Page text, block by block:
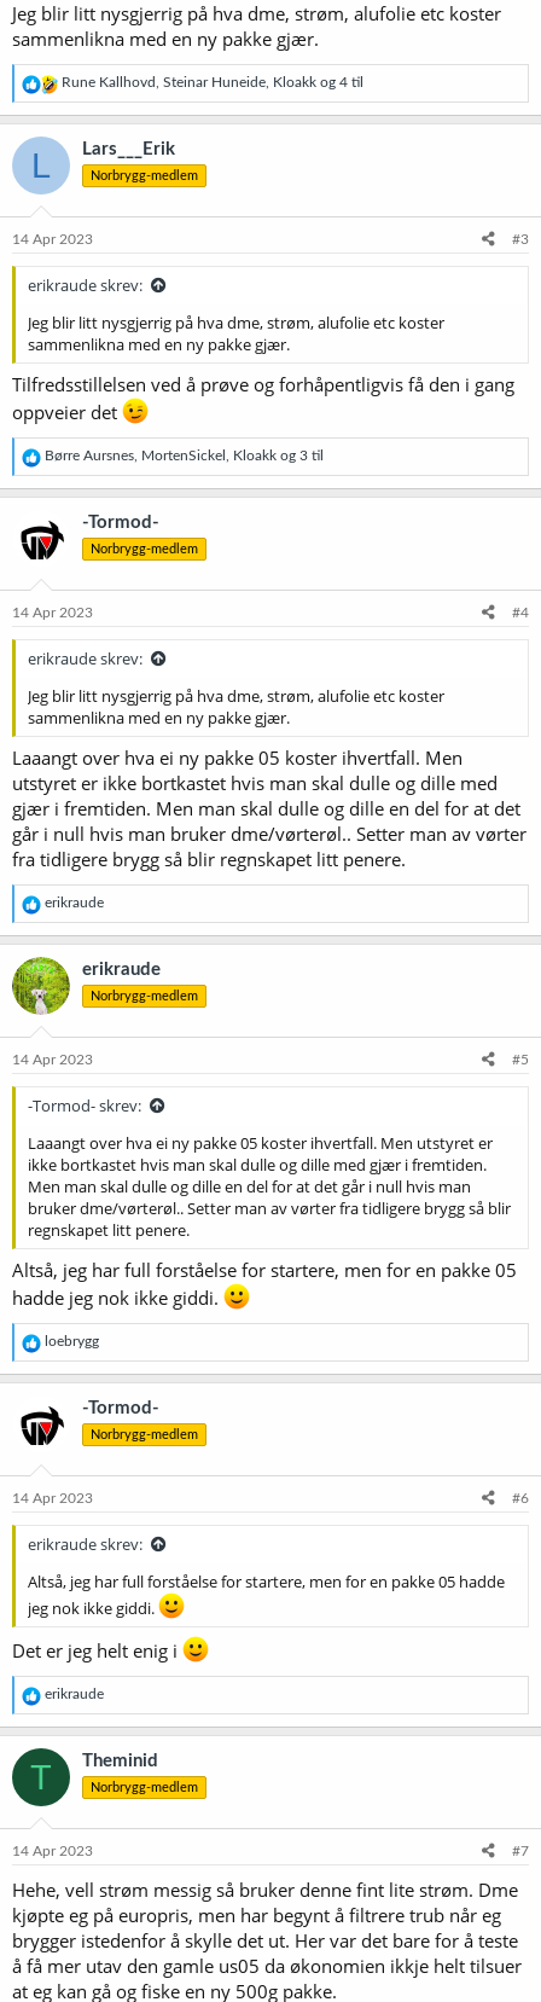
Jeg blir litt nysgjerrig på hva dme, strøm, alufolie etc koster
sammenlikna med en ny pakke gjær.
R
e
a
n
e
Rune Kallhovd Steinar Huneide Kloakk og 4 til
L Lars___Erik
Norbrygg-medlem
14 Apr 2023 #3
erikraude skrev:
Jeg blir litt nysgjerrig på hva dme, strøm, alufolie etc koster
sammenlikna med en ny pakke gjær.
Tilfredsstillelsen ved å prøve og forhåpentligvis få den i gang
oppveier det
R
e
a
s
j
e
Børre Aursnes MortenSickel Kloakk og 3 til
-Tormod-
Norbrygg-medlem
14 Apr 2023 #4
erikraude skrev:
Jeg blir litt nysgjerrig på hva dme, strøm, alufolie etc koster
sammenlikna med en ny pakke gjær.
Laaangt over hva ei ny pakke 05 koster ihvertfall. Men
utstyret er ikke bortkastet hvis man skal dulle og dille med
gjær i fremtiden. Men man skal dulle og dille en del for at det
går i null hvis man bruker dme/vørterøl.. Setter man av vørter
fra tidligere brygg så blir regnskapet litt penere.
R
e
a
k
s
j
o
e
erikraude
erikraude
Norbrygg-medlem
14 Apr 2023 #5
-Tormod- skrev:
Laaangt over hva ei ny pakke 05 koster ihvertfall. Men utstyret er
ikke bortkastet hvis man skal dulle og dille med gjær i fremtiden.
Men man skal dulle og dille en del for at det går i null hvis man
bruker dme/vørterøl.. Setter man av vørter fra tidligere brygg så blir
regnskapet litt penere.
Altså, jeg har full forståelse for startere, men for en pakke 05
hadde jeg nok ikke giddi.
R
e
a
s
j
e
loebrygg
-Tormod-
Norbrygg-medlem
14 Apr 2023 #6
erikraude skrev:
Altså, jeg har full forståelse for startere, men for en pakke 05 hadde
jeg nok ikke giddi.
Det er jeg helt enig i
R
e
a
k
s
o
e
:
erikraude
T Theminid
Norbrygg-medlem
14 Apr 2023 #7
Hehe, vell strøm messig så bruker denne fint lite strøm. Dme
kjøpte eg på europris, men har begynt å filtrere trub når eg
brygger istedenfor å skylle det ut. Her var det bare for å teste
å få mer utav den gamle us05 da økonomien ikkje helt tilsuer
at eg kan gå og fiske en ny 500g pakke.